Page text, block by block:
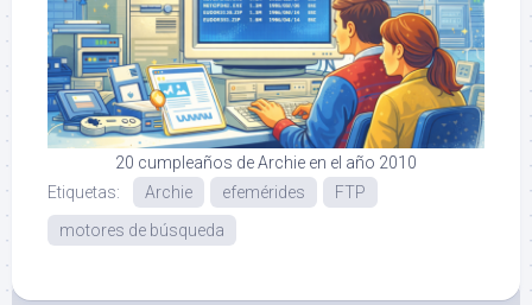
20 cumpleaños de Archie en el año 2010
Etiquetas:
Archie efemérides
FTP
motores de búsqueda